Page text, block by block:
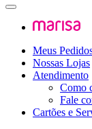
Meus
Nossas Lojas
Atendimento
Como
Fale
Cartões e